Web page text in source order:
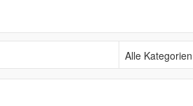
Alle Kategorien